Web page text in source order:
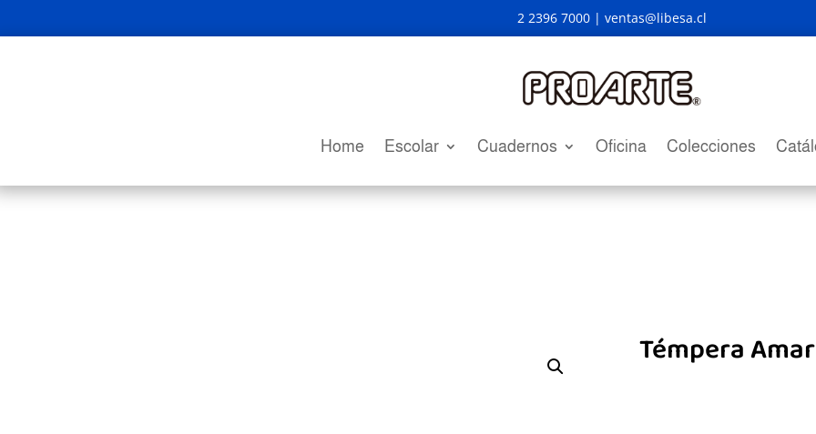
2 2396 7000 | ventas@libesa.cl
Home Escolar Cuadernos Oficina Colecciones
Témpera